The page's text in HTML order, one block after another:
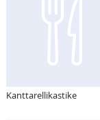
Kanttarellikastike